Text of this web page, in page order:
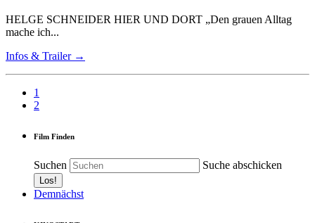
HELGE SCHNEIDER HIER UND DORT „Den grauen Alltag
mache ich...
Infos & Trailer →
1
2
Film Finden
Suchen Suche abschicken
Demnächst